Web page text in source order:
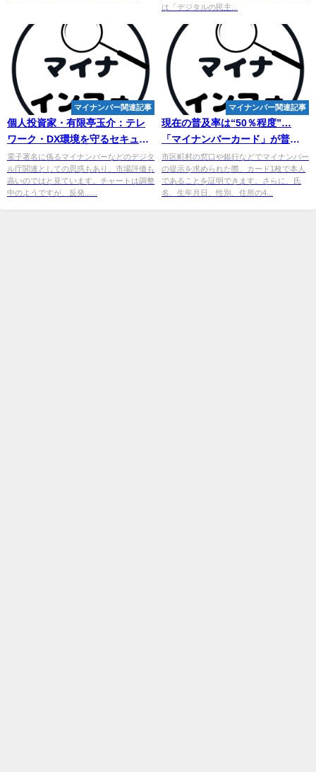
は「デジタルの民主...
マイナンバー関連記事
個人投資家・有限亭玉介：テレ
ワーク・DX環境を守るセキュリ
ティ関連株【FISCOソーシャル
...
電子署名に係るマイナンバーなどのデジタ
ル庁関連としての思惑もあり、市場評価も
高いのではと見ています。チャートは調整
中のようですが、反発......
マイナンバー関連記事
現在の普及率は“50％程度”…
「マイナンバーカード」が普及
すると私たちの暮らしは快適に
なる!?
市区町村の窓口や銀行などでマイナンバー
の提示を求められた際、カード1枚で本人
であることを証明できます。さらに、氏
名、生年月日、性別、住所の4...